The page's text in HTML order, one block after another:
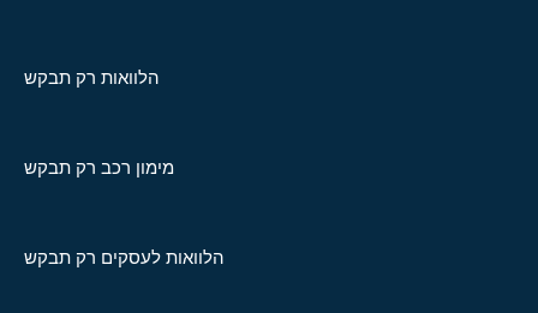
הלוואות רק תבקש
מימון רכב רק תבקש
הלוואות לעסקים רק תבקש